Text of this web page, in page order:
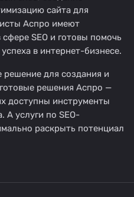
сайта для
Аспро имеют
SEO и готовы помочь
в интернет-бизнесе.
для создания и
решения Аспро —
доступны инструменты
А услуги по SEO-
раскрыть потенциал